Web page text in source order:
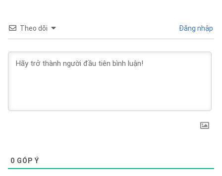
Theo dõi Đăng nhập
0 GÓP Ý